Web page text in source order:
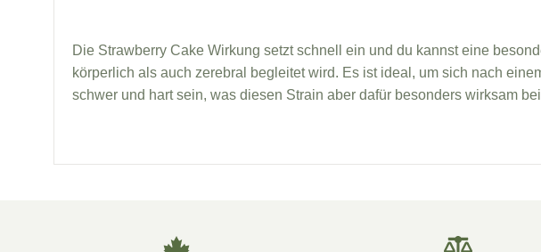
Die Strawberry Cake Wirkung setzt schnell ein und du kannst eine
körperlich als auch zerebral begleitet wird. Es ist ideal, um sich nach
schwer und hart sein, was diesen Strain aber dafür besonders wirksam